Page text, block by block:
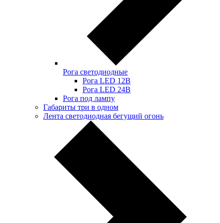
Рога светодиодные
Рога LED 12В
Рога LED 24В
Рога под лампу
Габариты три в одном
Лента светодиодная бегущий огонь